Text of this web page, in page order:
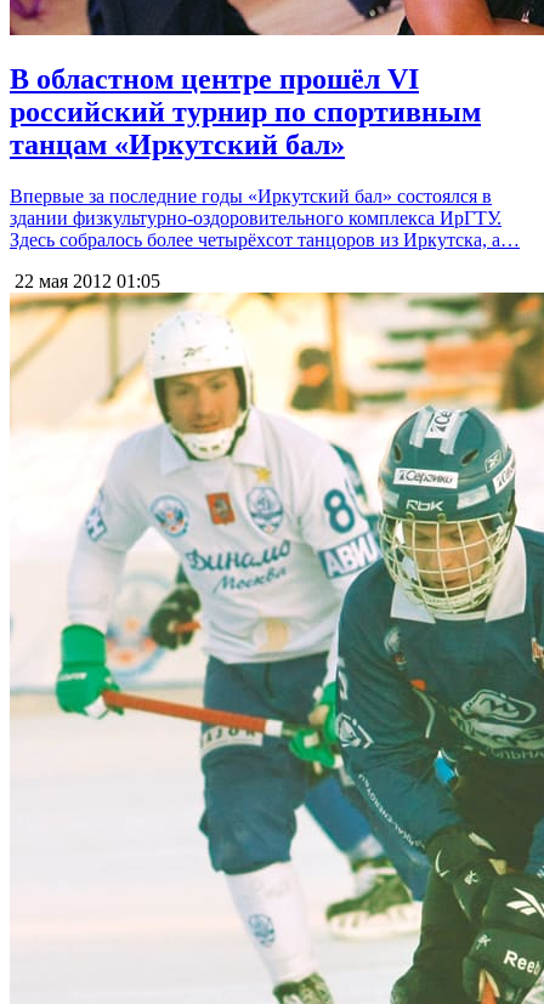
В областном центре прошёл VI
российский турнир по спортивным
танцам «Иркутский бал»
Впервые за последние годы «Иркутский бал» состоялся в
здании физкультурно-оздоровительного комплекса ИрГТУ.
Здесь собралось более четырёхсот танцоров из Иркутска, а…
22 мая 2012 01:05